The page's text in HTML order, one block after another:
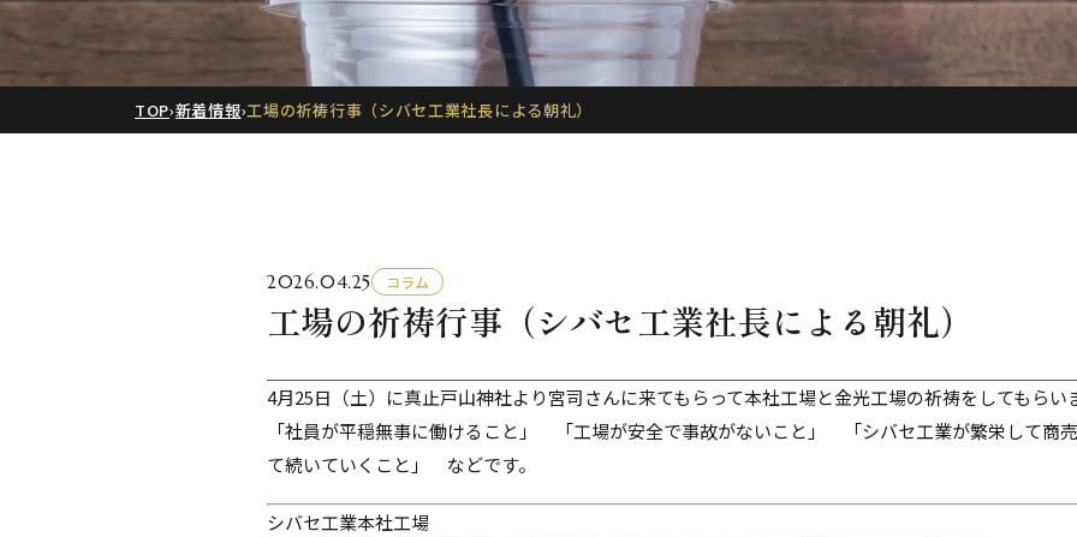
TOP›新着情報›工場の祈祷行事（シバセ工業社長による朝礼）
2026.04.25 コラム
工場の祈祷行事（シバセ工業社長による朝礼）
4月25日（土）に真止戸山神社より宮司さんに来てもらって本社工場と金光工場の祈祷をしてもら
「社員が平穏無事に働けること」 「工場が安全で事故がないこと」 「シバセ工業が繁栄して商
て続いていくこと」 などです。
シバセ工業本社工場